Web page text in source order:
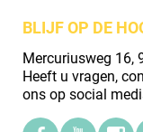
BLIJF OP DE
Mercuriusweg 16,
Heeft u vragen,
ons op social